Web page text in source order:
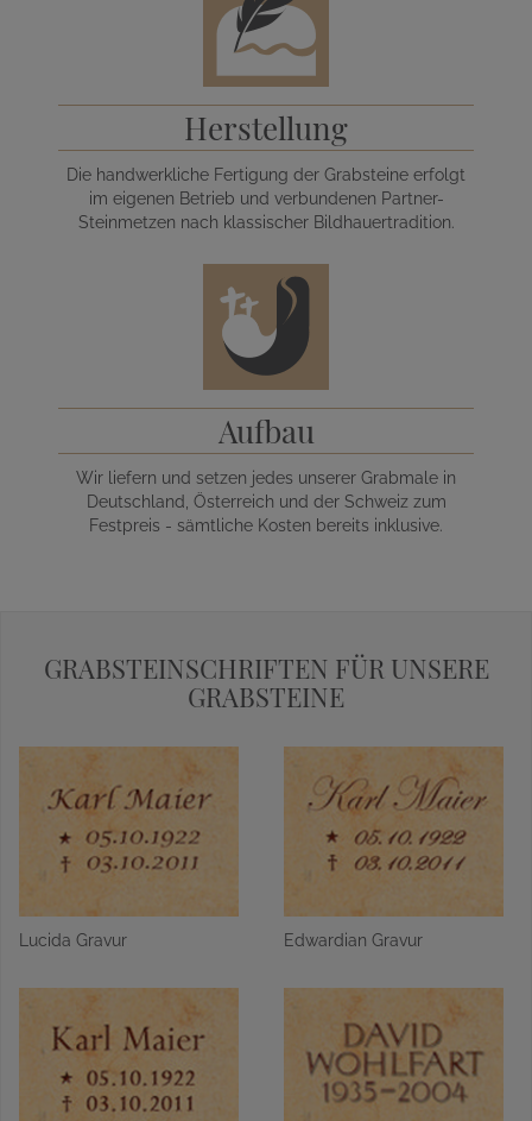
Herstellung
Die handwerkliche Fertigung der Grabsteine erfolgt
im eigenen Betrieb und verbundenen Partner-
Steinmetzen nach klassischer Bildhauertradition.
Aufbau
Wir liefern und setzen jedes unserer Grabmale in
Deutschland, Österreich und der Schweiz zum
Festpreis - sämtliche Kosten bereits inklusive.
GRABSTEINSCHRIFTEN FÜR UNSERE
GRABSTEINE
Lucida Gravur Edwardian Gravur